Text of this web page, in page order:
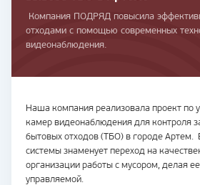
Компания ПОДРЯД повысила
отходами с помощью современных
видеонаблюдения.
Наша компания реализовала проект по
камер видеонаблюдения для контроля
бытовых отходов (ТБО) в городе Артем.
системы знаменует переход на
организации работы с мусором, делая
управляемой.